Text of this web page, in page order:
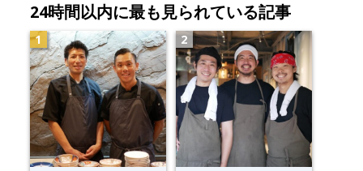
24時間以内に最も見られている記事